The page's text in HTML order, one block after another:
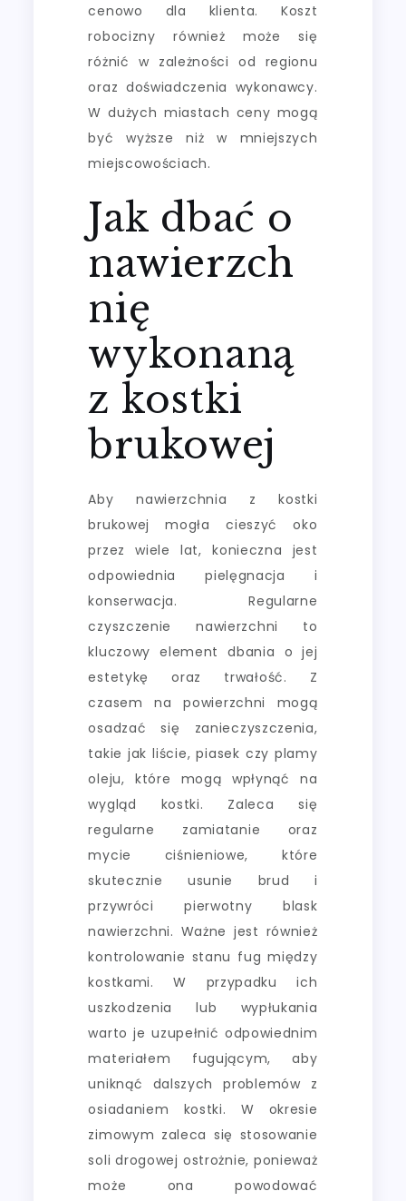
cenowo dla klienta. Koszt
robocizny również może się
różnić w zależności od regionu
oraz doświadczenia wykonawcy.
W dużych miastach ceny mogą
być wyższe niż w mniejszych
miejscowościach.
Jak dbać o
nawierzch
nię
wykonaną
z kostki
brukowej
Aby nawierzchnia z kostki
brukowej mogła cieszyć oko
przez wiele lat, konieczna jest
odpowiednia pielęgnacja i
konserwacja. Regularne
czyszczenie nawierzchni to
kluczowy element dbania o jej
estetykę oraz trwałość. Z
czasem na powierzchni mogą
osadzać się zanieczyszczenia,
takie jak liście, piasek czy plamy
oleju, które mogą wpłynąć na
wygląd kostki. Zaleca się
regularne zamiatanie oraz
mycie ciśnieniowe, które
skutecznie usunie brud i
przywróci pierwotny blask
nawierzchni. Ważne jest również
kontrolowanie stanu fug między
kostkami. W przypadku ich
uszkodzenia lub wypłukania
warto je uzupełnić odpowiednim
materiałem fugującym, aby
uniknąć dalszych problemów z
osiadaniem kostki. W okresie
zimowym zaleca się stosowanie
soli drogowej ostrożnie, ponieważ
może ona powodować